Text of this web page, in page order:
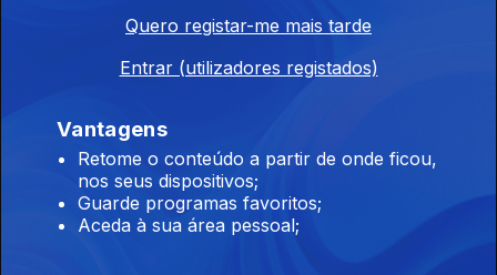
Música com disponibilidade e abertura
Mamadu da Guiné
27 nov. 2025
Em Benfica
Quero registar-me mais tarde
Entrar (utilizadores registados)
Vantagens
Retome o conteúdo a partir de onde ficou,
nos seus dispositivos;
Guarde programas favoritos;
Aceda à sua área pessoal;